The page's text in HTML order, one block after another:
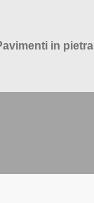
in pietra